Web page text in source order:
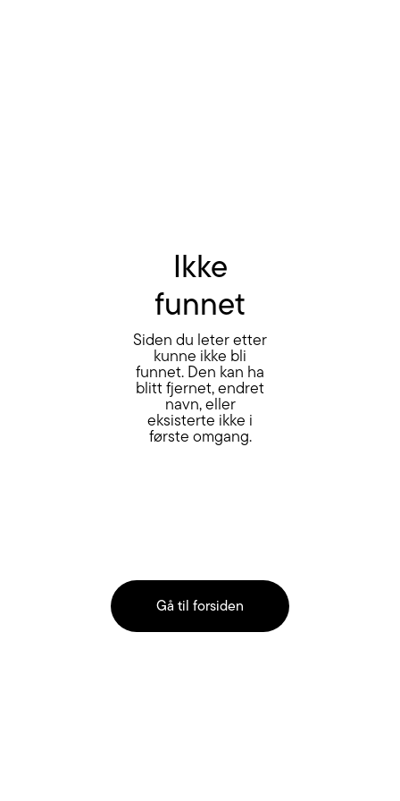
Ikke
funnet
Siden du leter etter
kunne ikke bli
funnet. Den kan ha
blitt fjernet, endret
navn, eller
eksisterte ikke i
første omgang.
Gå til forsiden